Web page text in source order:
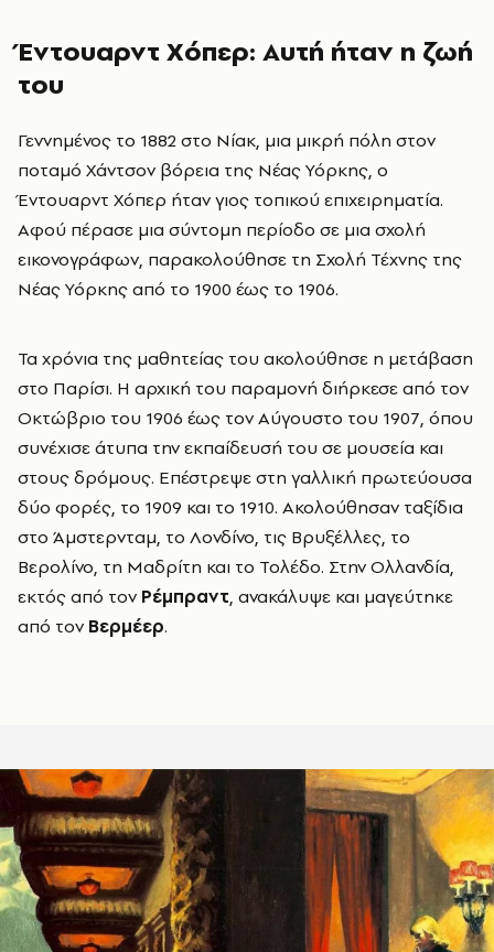
Έντουαρντ Χόπερ: Αυτή ήταν η ζωή
του
Γεννημένος το 1882 στο Νίακ, μια μικρή πόλη στον
ποταμό Χάντσον βόρεια της Νέας Υόρκης, ο
Έντουαρντ Χόπερ ήταν γιος τοπικού επιχειρηματία.
Αφού πέρασε μια σύντομη περίοδο σε μια σχολή
εικονογράφων, παρακολούθησε τη Σχολή Τέχνης της
Νέας Υόρκης από το 1900 έως το 1906.
Τα χρόνια της μαθητείας του ακολούθησε η μετάβαση
στο Παρίσι. Η αρχική του παραμονή διήρκεσε από τον
Οκτώβριο του 1906 έως τον Αύγουστο του 1907, όπου
συνέχισε άτυπα την εκπαίδευσή του σε μουσεία και
στους δρόμους. Επέστρεψε στη γαλλική πρωτεύουσα
δύο φορές, το 1909 και το 1910. Ακολούθησαν ταξίδια
στο Άμστερνταμ, το Λονδίνο, τις Βρυξέλλες, το
Βερολίνο, τη Μαδρίτη και το Τολέδο. Στην Ολλανδία,
εκτός από τον Ρέμπραντ, ανακάλυψε και μαγεύτηκε
από τον Βερμέερ.